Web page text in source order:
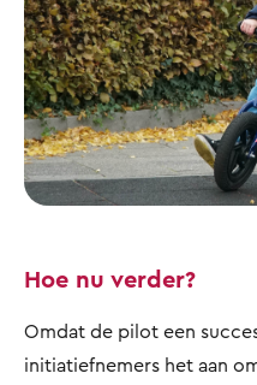
Hoe nu verder?
Omdat de pilot een
initiatiefnemers het aan